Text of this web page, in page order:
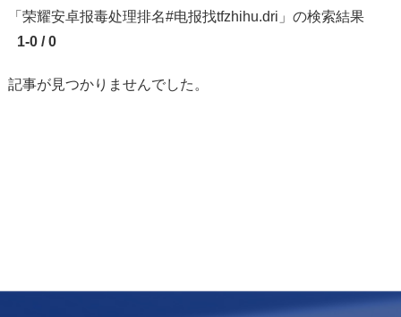
「荣耀安卓报毒处理排名#电报找tfzhihu.dri」の検索結果
1-0 / 0
記事が見つかりませんでした。